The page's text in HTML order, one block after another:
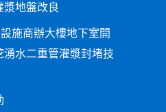
漿地盤改良
施商辦大樓地下室開
水二重管灌漿封堵技